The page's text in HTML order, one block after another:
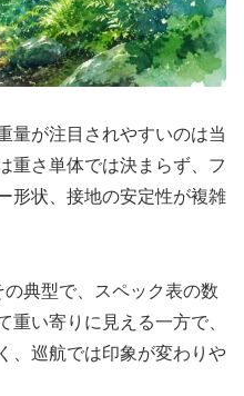
量が注目されやすいのは当
重さ単体では決まらず、フ
形状、接地の安定性が複雑
典型で、スペック表の数
重い寄りに見える一方で、
、巡航では印象が変わりや